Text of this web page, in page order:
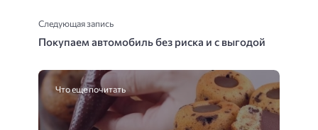
Следующая запись
Покупаем автомобиль без риска и с выгодой
Что еще почитать